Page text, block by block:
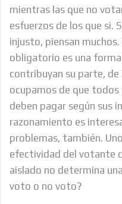
mientras las que no
esfuerzos de los que si.
injusto, piensan
obligatorio es una
contribuyan su parte,
ocupamos de que
deben pagar según sus
razonamiento es
problemas, también.
efectividad del votante
aislado no determina
voto o no voto?